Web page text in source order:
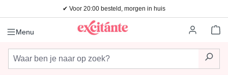
Ga naar de hoofdinhoud✔ Voor 20:00 besteld, morgen in huis
Menu